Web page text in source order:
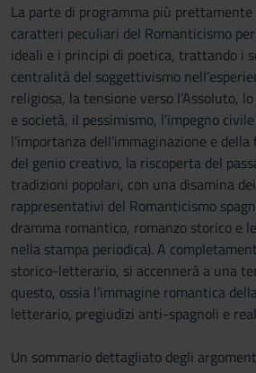
La parte di programma più
caratteri peculiari del Romanticismo
ideali e i principi di poetica, trattando i
centralità del soggettivismo
religiosa, la tensione verso l’Assoluto,
e società, il pessimismo, l’impegno
l’importanza dell’immaginazione e
del genio creativo, la riscoperta del
tradizioni popolari, con una disamina
rappresentativi del Romanticismo
dramma romantico, romanzo storico e
nella stampa periodica). A
storico-letterario, si accennerà a una
questo, ossia l’immagine romantica
letterario, pregiudizi anti-spagnoli e
Un sommario dettagliato degli